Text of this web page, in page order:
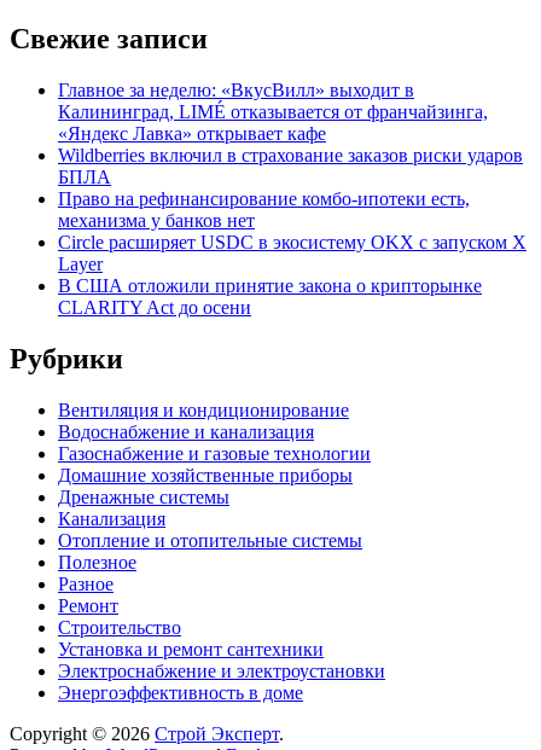
Свежие записи
Главное за неделю: «ВкусВилл» выходит в
Калининград, LIMÉ отказывается от франчайзинга,
«Яндекс Лавка» открывает кафе
Wildberries включил в страхование заказов риски ударов
БПЛА
Право на рефинансирование комбо-ипотеки есть,
механизма у банков нет
Circle расширяет USDC в экосистему OKX с запуском X
Layer
В США отложили принятие закона о крипторынке
CLARITY Act до осени
Рубрики
Вентиляция и кондиционирование
Водоснабжение и канализация
Газоснабжение и газовые технологии
Домашние хозяйственные приборы
Дренажные системы
Канализация
Отопление и отопительные системы
Полезное
Разное
Ремонт
Строительство
Установка и ремонт сантехники
Электроснабжение и электроустановки
Энергоэффективность в доме
Copyright © 2026 Строй Эксперт.